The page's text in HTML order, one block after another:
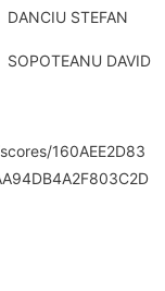
DANCIU STEFAN
SOPOTEANU DAVID
160AEE2D83